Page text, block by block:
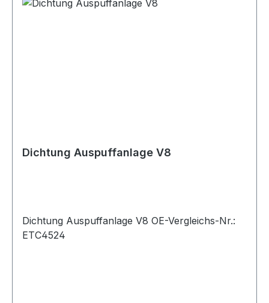
Dichtung Auspuffanlage V8
Dichtung Auspuffanlage V8 OE-Vergleichs-Nr.:
ETC4524